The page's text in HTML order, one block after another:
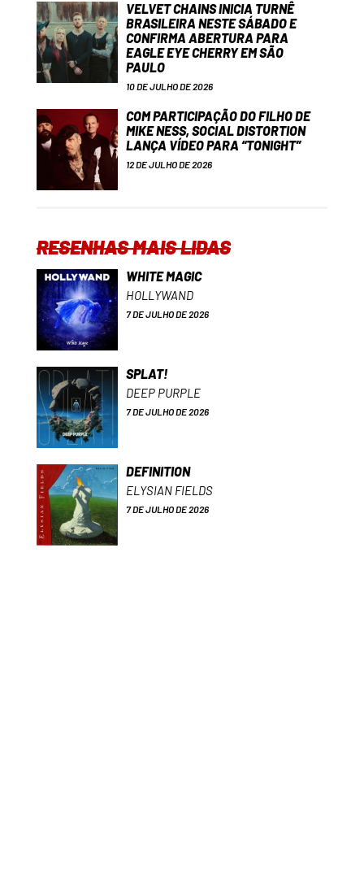
VELVET CHAINS INICIA TURNÊ
BRASILEIRA NESTE SÁBADO E
CONFIRMA ABERTURA PARA
EAGLE EYE CHERRY EM SÃO
PAULO
10 DE JULHO DE 2026
COM PARTICIPAÇÃO DO FILHO DE
MIKE NESS, SOCIAL DISTORTION
LANÇA VÍDEO PARA “TONIGHT”
12 DE JULHO DE 2026
RESENHAS MAIS LIDAS
WHITE MAGIC
HOLLYWAND
7 DE JULHO DE 2026
SPLAT!
DEEP PURPLE
7 DE JULHO DE 2026
DEFINITION
ELYSIAN FIELDS
7 DE JULHO DE 2026